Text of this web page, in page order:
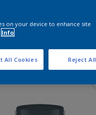
on your device to enhance site
Info
Reject All
All Cookies